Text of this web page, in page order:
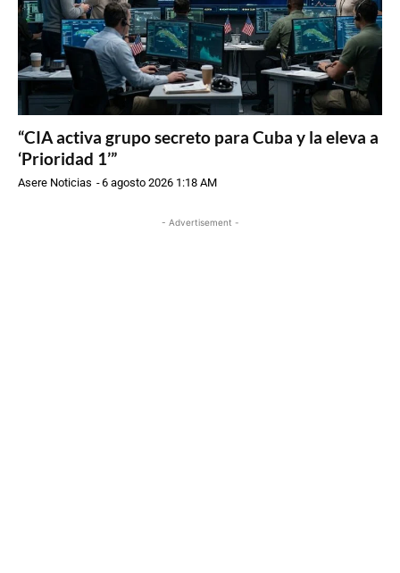
“CIA activa grupo secreto para Cuba y la eleva a
‘Prioridad 1’”
Asere Noticias -6 agosto 2026 1:18 AM
- Advertisement -